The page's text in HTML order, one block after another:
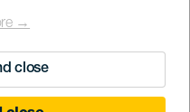
→
close